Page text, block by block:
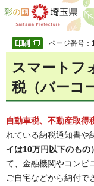
彩の国 埼玉県
ページ番号
スマートフ
税（バーコ
自動車税、不動産取得
れている納税通知書や
イは10万円以下のもの）
て、金融機関やコンビ
ご自宅などから納付で